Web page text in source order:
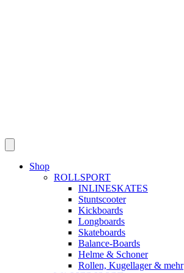
Shop
ROLLSPORT
INLINESKATES
Stuntscooter
Kickboards
Longboards
Skateboards
Balance-Boards
Helme & Schoner
Rollen, Kugellager & mehr